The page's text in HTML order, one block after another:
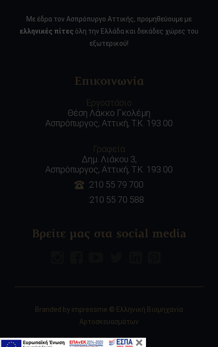
Με έδρα τον Ασπρόπυργο Αττικής, προμηθεύουμε με
ελληνικές πίτες όλη την Ελλάδα και δεκάδες χώρες του
εξωτερικού!
Επικοινωνία
Εργοστάσιο
Θέση Λάκκο Γκολέμη
Ασπρόπυργος, Αττική, Τ.Κ. 193 00
Γραφεία
Δημ. Λιάκου 3,
Ασπρόπυργος, Αττική, Τ.Κ. 193 00
:210 55 79 700
:210 55 70 588
Βρείτε μας στα social media
Branded by impressme © Ελληνική Βιομηχανία
Αρτοσκευασμάτων
×